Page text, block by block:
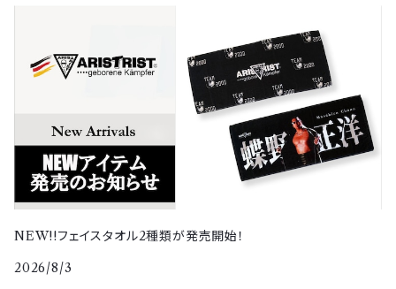
NEW!!フェイスタオル2種類が発売開始！
2026/8/3